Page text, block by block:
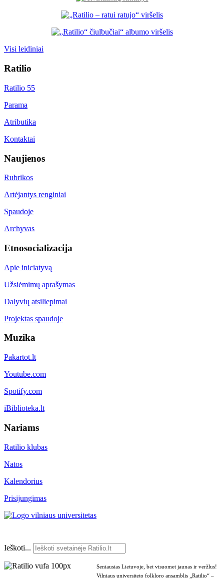
Visi leidiniai
Ratilio
Ratilio 55
Parama
Atributika
Kontaktai
Naujienos
Rubrikos
Artėjantys renginiai
Spaudoje
Archyvas
Etnosocializacija
Apie iniciatyvą
Užsiėmimų aprašymas
Dalyvių atsiliepimai
Projektas spaudoje
Muzika
Pakartot.lt
Youtube.com
Spotify.com
iBiblioteka.lt
Nariams
Ratilio klubas
Natos
Kalendorius
Prisijungimas
Ieškoti...
Seniausias Lietuvoje, bet visuomet jaunas ir veržlus!
Vilniaus universiteto folkloro ansamblis „Ratilio“ –